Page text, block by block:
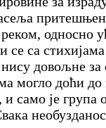
односно
се са
довољне за
могло доћи
само је група